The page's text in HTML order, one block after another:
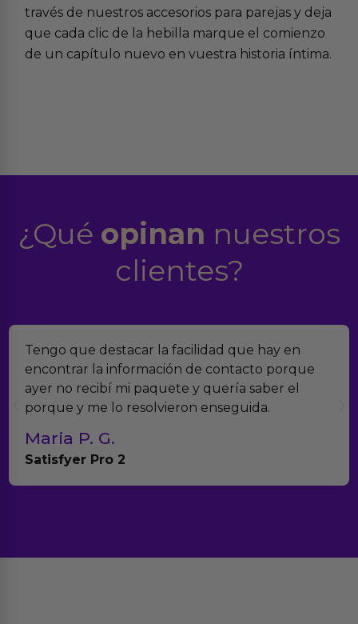
través de nuestros accesorios para parejas y deja
que cada clic de la hebilla marque el comienzo
de un capítulo nuevo en vuestra historia íntima.
¿Qué opinan nuestros
clientes?
Encontramos Erotiks a través de Google y la
verdad es que nos han sorprendido. Tienen
muchísimos productos y han sido super atentos
con el seguimiento del pedido.
Teresa y Diego
Anna Huevo Vibrador